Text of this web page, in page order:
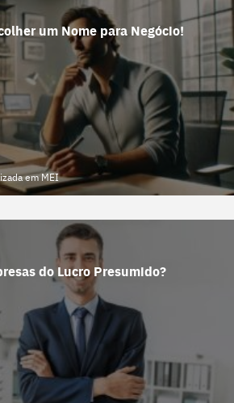
um Nome para Negócio!
em MEI
do Lucro Presumido?